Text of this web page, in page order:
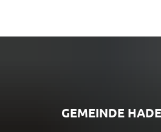
GEMEINDE